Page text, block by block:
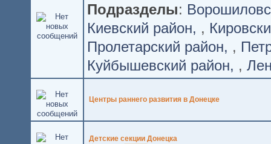
Подразделы:
Киевский район
,
Пролетарский район
,
Куйбышевский район
,
Центры раннего развития в Донецке
Детские секции Донецка